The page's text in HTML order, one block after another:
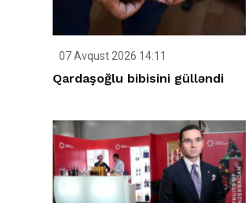
07 Avqust 2026 14:11
Qardaşoğlu bibisini gülləndi